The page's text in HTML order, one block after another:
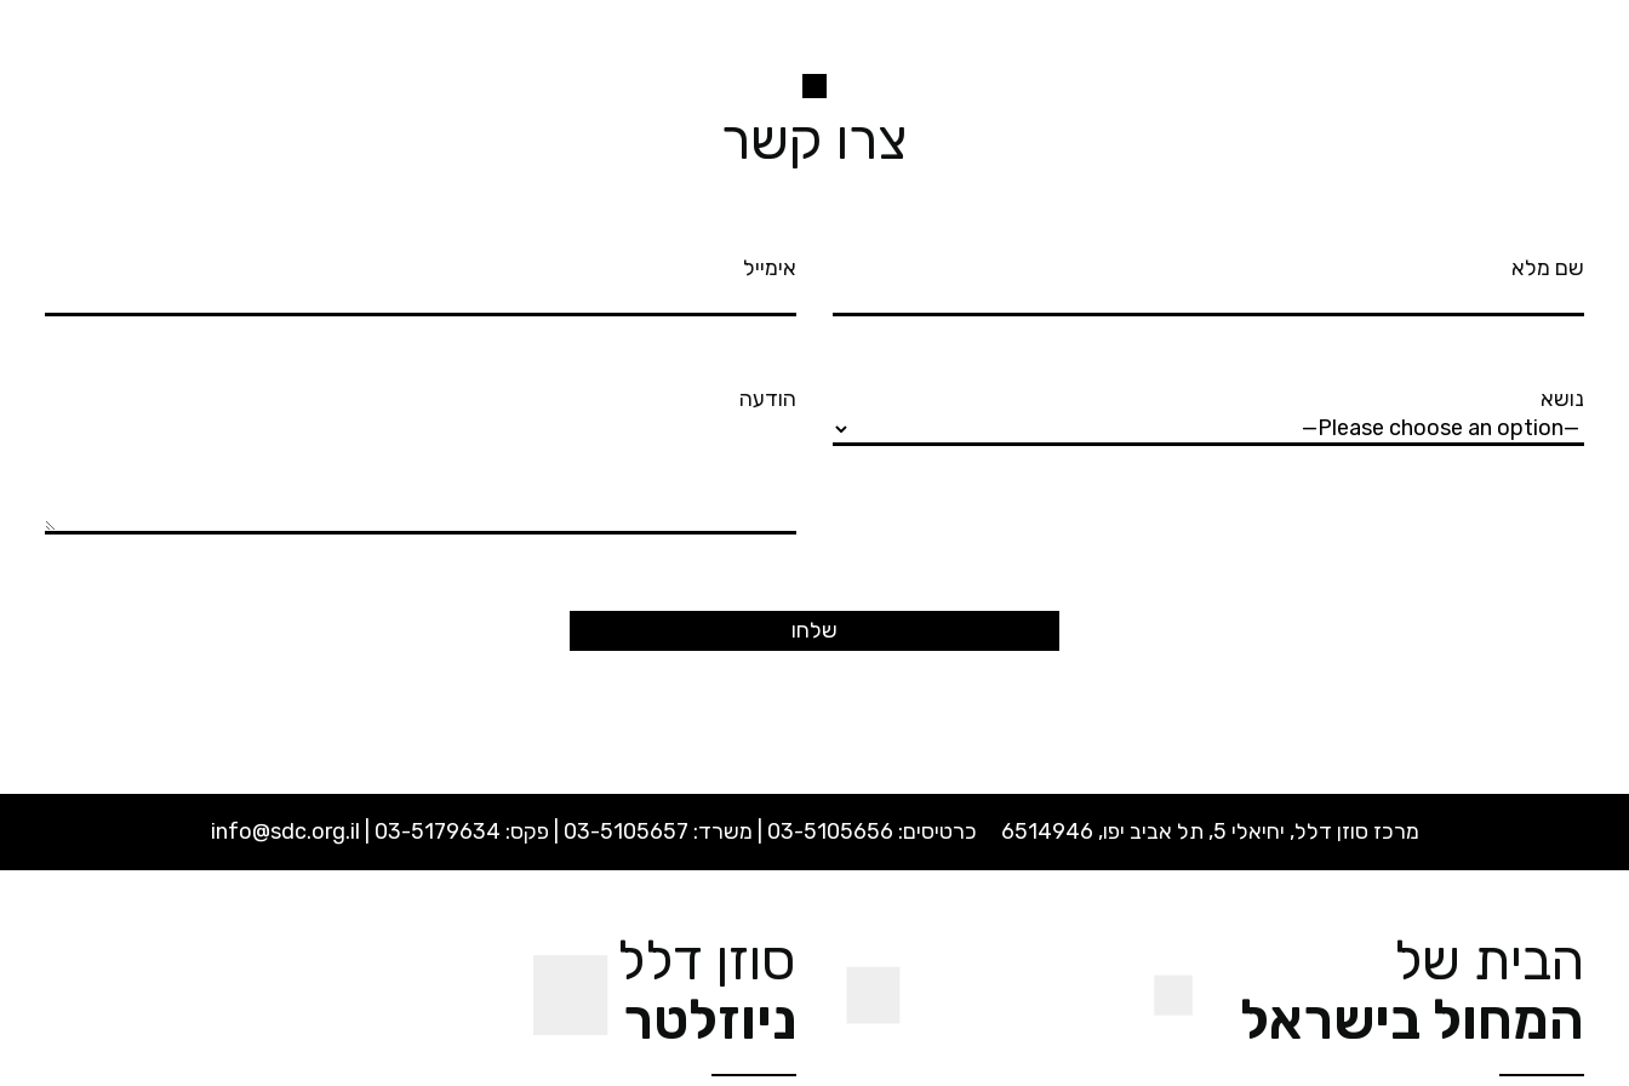
צרו קשר
שם מלא אימייל
נושא הודעה
מרכז סוזן דלל, יחיאלי 5, תל אביב יפו, 6514946 כרטיסים: 03-5105656 | משרד: 03-5105657 | פקס: 03-5179634 | info@sdc.org.il
הבית של
המחול בישראל
סוזן דלל
ניוזלטר